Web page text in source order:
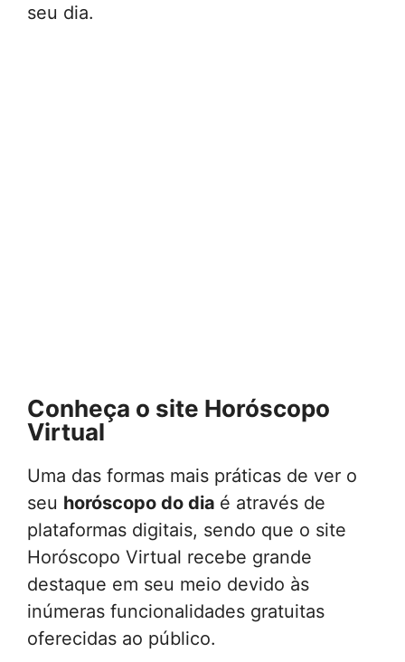
seu dia.
Conheça o site Horóscopo
Virtual
Uma das formas mais práticas de ver o
seu horóscopo do dia é através de
plataformas digitais, sendo que o site
Horóscopo Virtual recebe grande
destaque em seu meio devido às
inúmeras funcionalidades gratuitas
oferecidas ao público.